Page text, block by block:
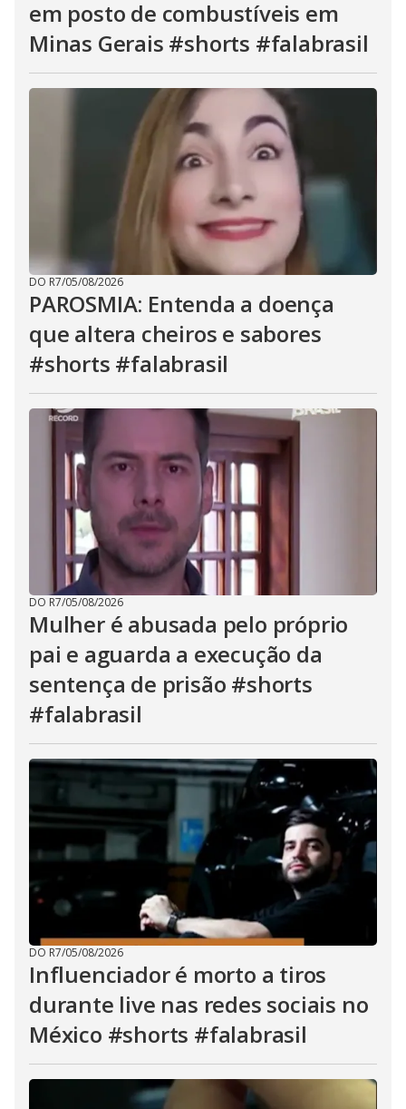
em posto de combustíveis em
Minas Gerais #shorts #falabrasil
DO R7/05/08/2026
PAROSMIA: Entenda a doença
que altera cheiros e sabores
#shorts #falabrasil
DO R7/05/08/2026
Mulher é abusada pelo próprio
pai e aguarda a execução da
sentença de prisão #shorts
#falabrasil
DO R7/05/08/2026
Influenciador é morto a tiros
durante live nas redes sociais no
México #shorts #falabrasil